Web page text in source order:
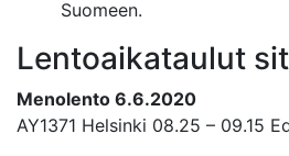
Suomeen.
Lentoaikataulut
Menolento 6.6.2020
AY1371 Helsinki 08.25 – 09.15